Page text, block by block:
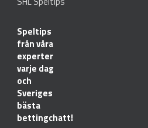
Speltips
från våra
experter
varje dag
och
Sveriges
bästa
bettingchatt!